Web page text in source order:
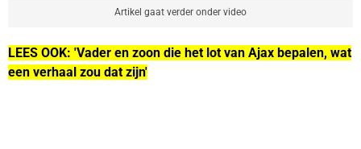
Artikel gaat verder onder video
LEES OOK: 'Vader en zoon die het lot van Ajax bepalen, wat
een verhaal zou dat zijn'